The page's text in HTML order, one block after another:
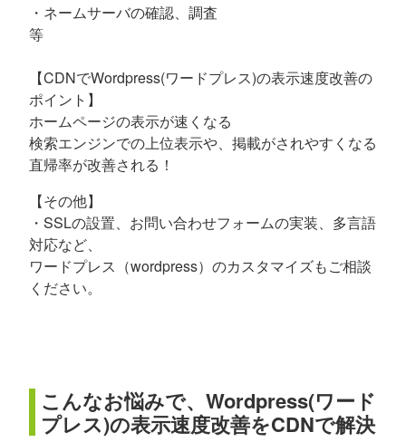
・ネームサーバの確認、調査
等
【CDNでWordpress(ワードプレス)の表示速度改善の
ポイント】
ホームページの表示が速くなる
検索エンジンでの上位表示や、掲載がされやすくなる
直帰率が改善される！
【その他】
・SSLの設置、お問い合わせフォームの実装、多言語
対応など、
ワードプレス（wordpress）のカスタマイズもご相談
ください。
こんなお悩みで、Wordpress(ワード
プレス)の表示速度改善をCDNで解決